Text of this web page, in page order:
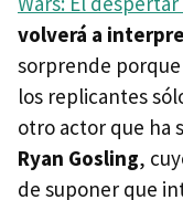
volverá a
sorprende
los replicantes
otro actor que ha
Ryan Gosling,
de suponer que